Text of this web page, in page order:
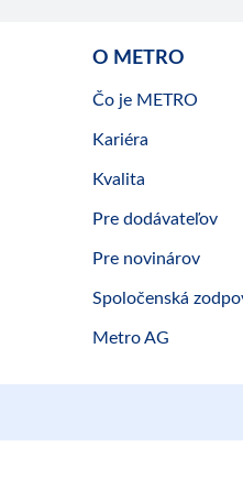
O METRO
Čo je METRO
Kariéra
Kvalita
Pre dodávateľov
Pre novinárov
Spoločenská
Metro AG